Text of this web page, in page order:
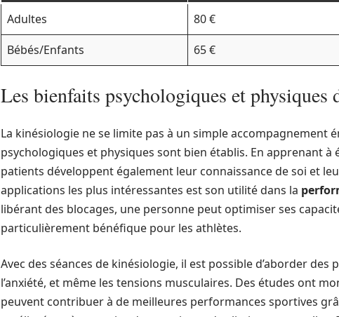
Adultes 80 €
Bébés/Enfants
65 €
Les bienfaits psychologiques et physiques
La kinésiologie ne se limite pas à un simple accompagnement
psychologiques et physiques sont bien établis. En apprenant à
patients développent également leur connaissance de soi et
applications les plus intéressantes est son utilité dans la
libérant des blocages, une personne peut optimiser ses
particulièrement bénéfique pour les athlètes.
Avec des séances de kinésiologie, il est possible d’aborder
l’anxiété, et même les tensions musculaires. Des études ont
peuvent contribuer à de meilleures performances sportives